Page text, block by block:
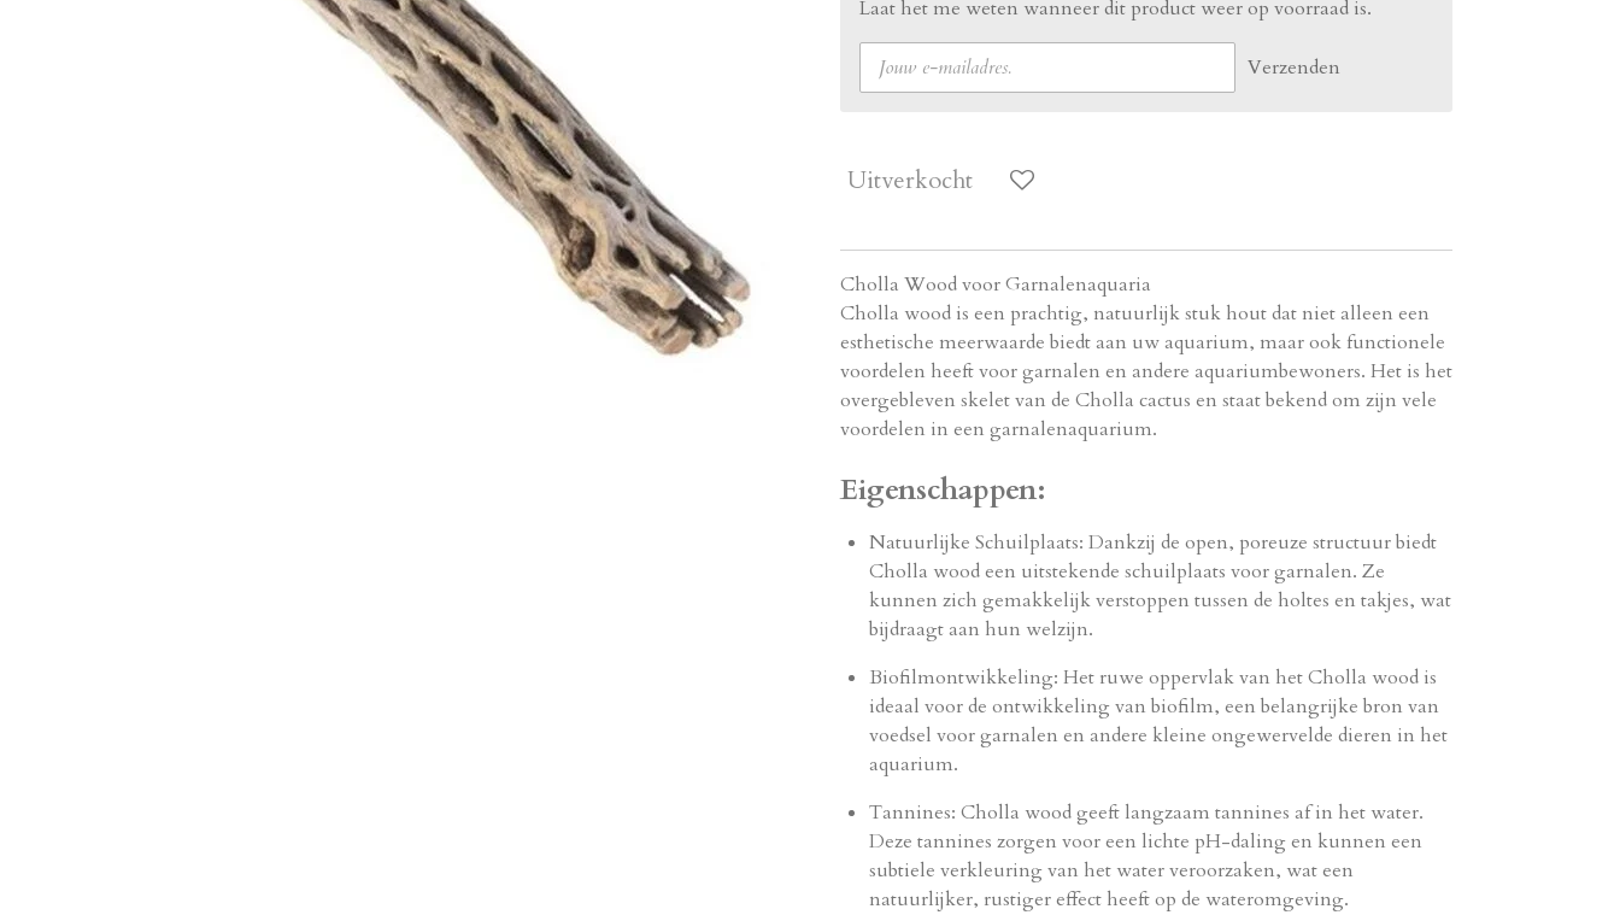
Laat het me weten wanneer dit product weer op voorraad is.
Verzenden
Uitverkocht
Cholla Wood voor Garnalenaquaria
Cholla wood is een prachtig, natuurlijk stuk hout dat niet alleen een
esthetische meerwaarde biedt aan uw aquarium, maar ook functionele
voordelen heeft voor garnalen en andere aquariumbewoners. Het is het
overgebleven skelet van de Cholla cactus en staat bekend om zijn vele
voordelen in een garnalenaquarium.
Eigenschappen:
Natuurlijke Schuilplaats: Dankzij de open, poreuze structuur biedt
Cholla wood een uitstekende schuilplaats voor garnalen. Ze
kunnen zich gemakkelijk verstoppen tussen de holtes en takjes, wat
bijdraagt aan hun welzijn.
Biofilmontwikkeling: Het ruwe oppervlak van het Cholla wood is
ideaal voor de ontwikkeling van biofilm, een belangrijke bron van
voedsel voor garnalen en andere kleine ongewervelde dieren in het
aquarium.
Tannines: Cholla wood geeft langzaam tannines af in het water.
Deze tannines zorgen voor een lichte pH-daling en kunnen een
subtiele verkleuring van het water veroorzaken, wat een
natuurlijker, rustiger effect heeft op de wateromgeving.